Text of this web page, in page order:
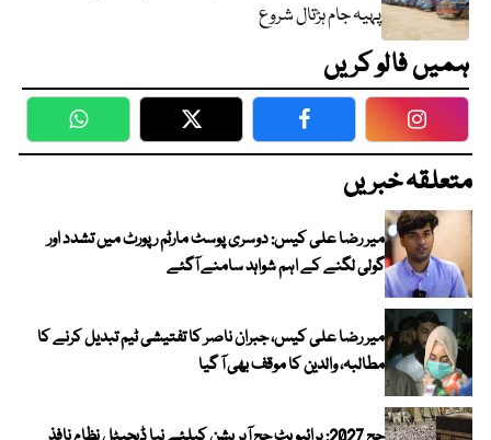
پہیہ جام ہڑتال شروع
ہمیں فالو کریں
WhatsApp Twitter Facebook
متعلقہ خبریں
میر رضا علی کیس: دوسری پوسٹ مارٹم رپورٹ میں تشدد اور
گولی لگنے کے اہم شواہد سامنے آگئے
میر رضا علی کیس، جبران ناصر کا تفتیشی ٹیم تبدیل کرنے کا
مطالبہ، والدین کا موقف بھی آ گیا